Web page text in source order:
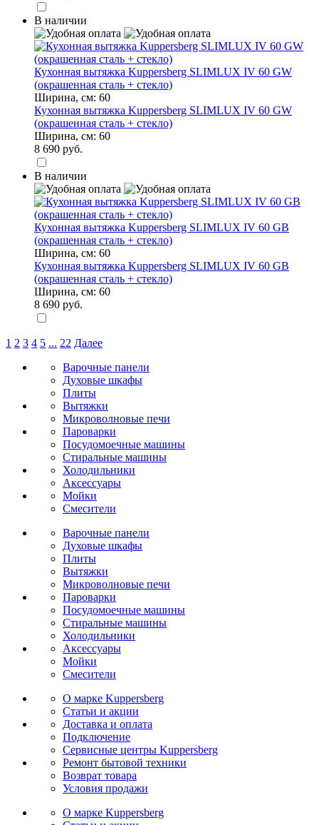
В наличии
Кухонная вытяжка Kuppersberg SLIMLUX IV 60 GW
(окрашенная сталь + стекло)
Ширина, см: 60
Кухонная вытяжка Kuppersberg SLIMLUX IV 60 GW
(окрашенная сталь + стекло)
Ширина, см: 60
8 690 руб.
В наличии
Кухонная вытяжка Kuppersberg SLIMLUX IV 60 GB
(окрашенная сталь + стекло)
Ширина, см: 60
Кухонная вытяжка Kuppersberg SLIMLUX IV 60 GB
(окрашенная сталь + стекло)
Ширина, см: 60
8 690 руб.
1 2 3 4 5 ... 22 Далее
Варочные панели
Духовые шкафы
Плиты
Вытяжки
Микроволновые печи
Пароварки
Посудомоечные машины
Стиральные машины
Холодильники
Аксессуары
Мойки
Cмесители
Варочные панели
Духовые шкафы
Плиты
Вытяжки
Микроволновые печи
Пароварки
Посудомоечные машины
Стиральные машины
Холодильники
Аксессуары
Мойки
Cмесители
О марке Kuppersberg
Статьи и акции
Доставка и оплата
Подключение
Сервисные центры Kuppersberg
Ремонт бытовой техники
Возврат товара
Условия продажи
О марке Kuppersberg